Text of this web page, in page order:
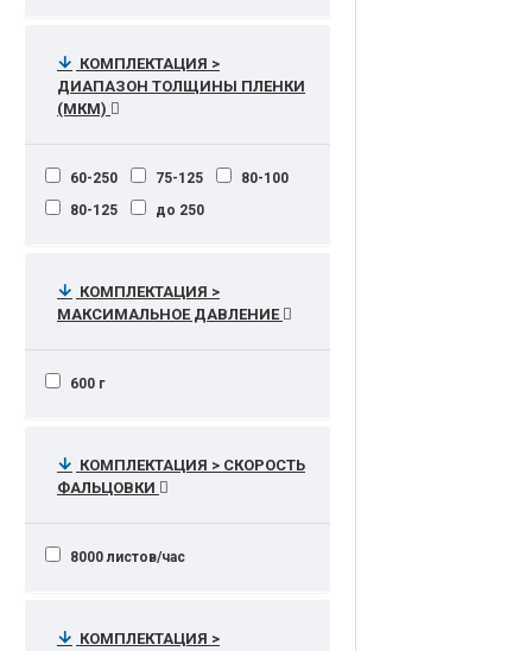
от 47-210 гр/м2
КОМПЛЕКТАЦИЯ >
ДИАПАЗОН ТОЛЩИНЫ ПЛЕНКИ
(МКМ)
60-250 75-125
80-100
80-125
до 250
КОМПЛЕКТАЦИЯ >
МАКСИМАЛЬНОЕ ДАВЛЕНИЕ
600 г
КОМПЛЕКТАЦИЯ > СКОРОСТЬ
ФАЛЬЦОВКИ
8000 листов/час
КОМПЛЕКТАЦИЯ >